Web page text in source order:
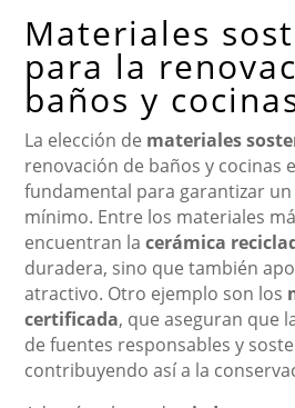
Materiales
para la
baños y
La elección de materiales
renovación de baños y cocinas
fundamental para garantizar
mínimo. Entre los materiales
encuentran lacerámica
duradera, sino que también
atractivo. Otro ejemplo son los
certificada, que aseguran que
de fuentes responsables y
contribuyendo así a la